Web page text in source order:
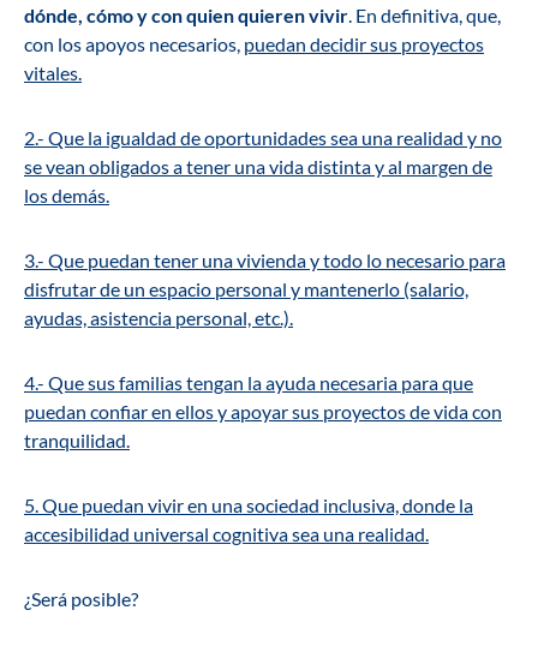
dónde, cómo y con quien quieren vivir. En definitiva, que,
con los apoyos necesarios, puedan decidir sus proyectos
vitales.
2.- Que la igualdad de oportunidades sea una realidad y no
se vean obligados a tener una vida distinta y al margen de
los demás.
3.- Que puedan tener una vivienda y todo lo necesario para
disfrutar de un espacio personal y mantenerlo (salario,
ayudas, asistencia personal, etc.).
4.- Que sus familias tengan la ayuda necesaria para que
puedan confiar en ellos y apoyar sus proyectos de vida con
tranquilidad.
5. Que puedan vivir en una sociedad inclusiva, donde la
accesibilidad universal cognitiva sea una realidad.
¿Será posible?